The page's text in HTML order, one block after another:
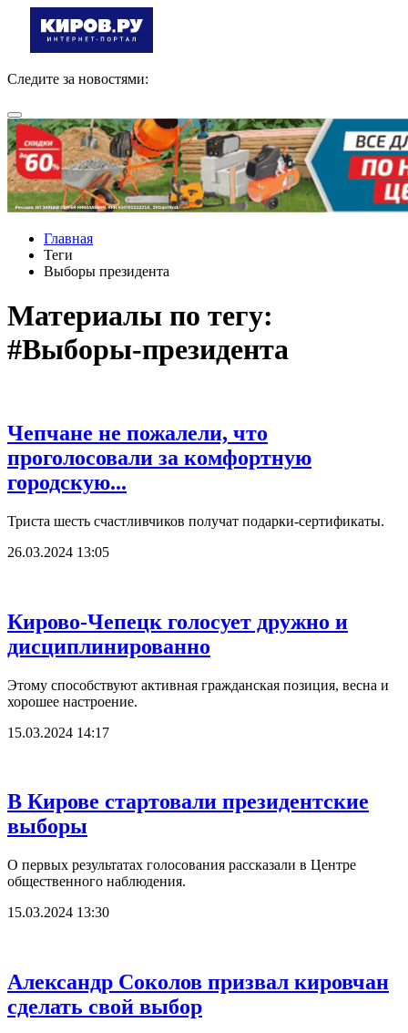
Следите за новостями:
Главная
Теги
Выборы президента
Материалы по тегу:
#Выборы-президента
Чепчане не пожалели, что
проголосовали за комфортную
городскую...
Триста шесть счастливчиков получат подарки-сертификаты.
26.03.2024 13:05
Кирово-Чепецк голосует дружно и
дисциплинированно
Этому способствуют активная гражданская позиция, весна и
хорошее настроение.
15.03.2024 14:17
В Кирове стартовали президентские
выборы
О первых результатах голосования рассказали в Центре
общественного наблюдения.
15.03.2024 13:30
Александр Соколов призвал кировчан
сделать свой выбор